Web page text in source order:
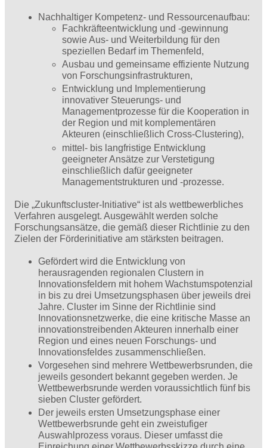
Nachhaltiger Kompetenz- und Ressourcenaufbau:
Fachkräfteentwicklung und -gewinnung
sowie Aus- und Weiterbildung für den
speziellen Bedarf im Themenfeld,
Ausbau und gemeinsame effiziente Nutzung
von Forschungsinfrastrukturen,
Entwicklung und Implementierung
innovativer Steuerungs- und
Managementprozesse für die Kooperation in
der Region und mit komplementären
Akteuren (einschließlich Cross-Clustering),
mittel- bis langfristige Entwicklung
geeigneter Ansätze zur Verstetigung
einschließlich dafür geeigneter
Managementstrukturen und -prozesse.
Die „Zukunftscluster-Initiative“ ist als wettbewerbliches
Verfahren ausgelegt. Ausgewählt werden solche
Forschungsansätze, die gemäß dieser Richtlinie zu den
Zielen der Förderinitiative am stärksten beitragen.
Gefördert wird die Entwicklung von
herausragenden regionalen Clustern in
Innovationsfeldern mit hohem Wachstumspotenzial
in bis zu drei Umsetzungsphasen über jeweils drei
Jahre. Cluster im Sinne der Richtlinie sind
Innovationsnetzwerke, die eine kritische Masse an
innovationstreibenden Akteuren innerhalb einer
Region und eines neuen Forschungs- und
Innovationsfeldes zusammenschließen.
Vorgesehen sind mehrere Wettbewerbsrunden, die
jeweils gesondert bekannt gegeben werden. Je
Wettbewerbsrunde werden voraussichtlich fünf bis
sieben Cluster gefördert.
Der jeweils ersten Umsetzungsphase einer
Wettbewerbsrunde geht ein zweistufiger
Auswahlprozess voraus. Dieser umfasst die